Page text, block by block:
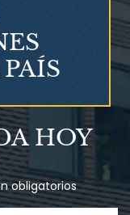
HOY
obligatorios